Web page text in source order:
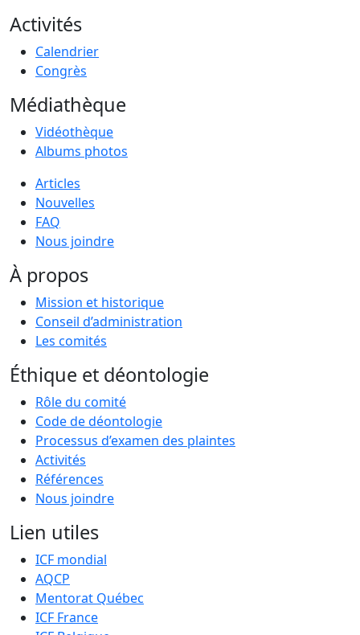
Activités
Calendrier
Congrès
Médiathèque
Vidéothèque
Albums photos
Articles
Nouvelles
FAQ
Nous joindre
À propos
Mission et historique
Conseil d’administration
Les comités
Éthique et déontologie
Rôle du comité
Code de déontologie
Processus d’examen des plaintes
Activités
Références
Nous joindre
Lien utiles
ICF mondial
AQCP
Mentorat Québec
ICF France